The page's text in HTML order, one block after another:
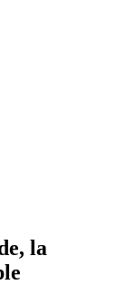
la